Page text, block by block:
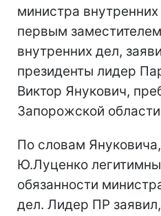
министра
первым
внутренних дел,
президенты лидер
Виктор Янукович,
Запорожской
По словам
Ю.Луценко
обязанности
дел. Лидер ПР заявил,